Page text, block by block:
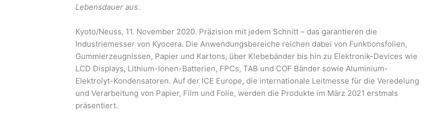
Lebensdauer aus.
Kyoto/Neuss, 11. November 2020. Präzision mit jedem Schnitt – das garantieren die
Industriemesser von Kyocera. Die Anwendungsbereiche reichen dabei von Funktionsfolien,
Gummierzeugnissen, Papier und Kartons, über Klebebänder bis hin zu Elektronik-Devices wie
LCD Displays, Lithium-Ionen-Batterien, FPCs, TAB und COF Bänder sowie Aluminium-
Elektrolyt-Kondensatoren. Auf der ICE Europe, die internationale Leitmesse für die Veredelung
und Verarbeitung von Papier, Film und Folie, werden die Produkte im März 2021 erstmals
präsentiert.